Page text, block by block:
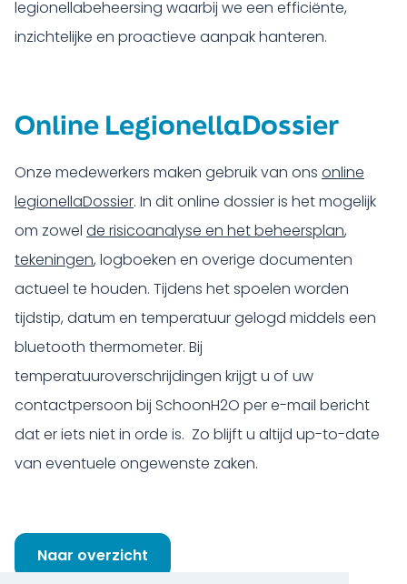
legionellabeheersing waarbij we een efficiënte,
inzichtelijke en proactieve aanpak hanteren.
Online LegionellaDossier
Onze medewerkers maken gebruik van ons online
legionellaDossier. In dit online dossier is het mogelijk
om zowel de risicoanalyse en het beheersplan,
tekeningen, logboeken en overige documenten
actueel te houden. Tijdens het spoelen worden
tijdstip, datum en temperatuur gelogd middels een
bluetooth thermometer. Bij
temperatuuroverschrijdingen krijgt u of uw
contactpersoon bij SchoonH2O per e-mail bericht
dat er iets niet in orde is. Zo blijft u altijd up-to-date
van eventuele ongewenste zaken.
Naar overzicht